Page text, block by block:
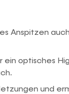
Anspitzen
ein optisches
und